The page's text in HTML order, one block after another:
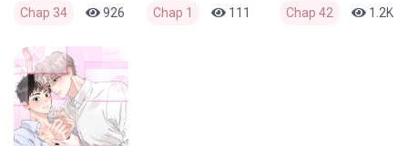
Chap 34 926 0 2 tháng trước
Chap 1 111 2 tháng trước
Chap 42 1.2K